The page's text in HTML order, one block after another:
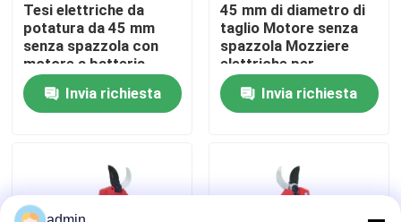
Chiedi un preventivo
Motosega della benzina
motosega elettrica
Tesi elettriche da
potatura da 45 mm
senza spazzola con
motore a batteria
Invia richiesta
45 mm di diametro di
taglio Motore senza
spazzola Mozziere
elettriche per
potatura con disegno
leggero da 1,3 kg
Invia richiesta